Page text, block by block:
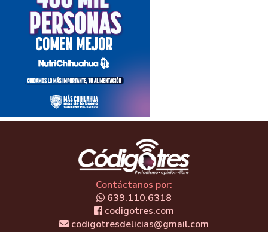
Contáctanos por:
639.110.6318
codigotres.com
codigotresdelicias@gmail.com